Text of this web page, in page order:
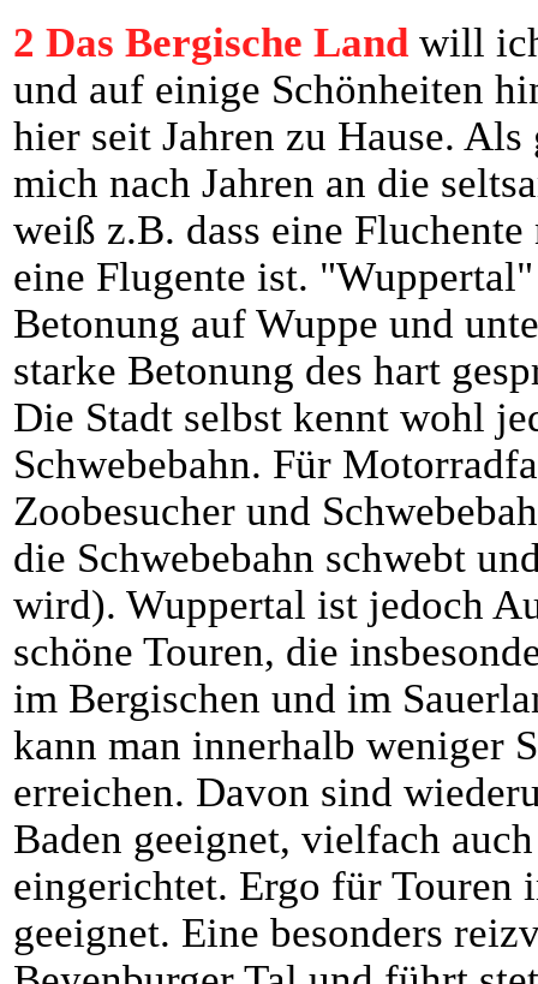
2 Das Bergische Land will
und auf einige Schönheiten
hier seit Jahren zu Hause.
mich nach Jahren an die
weiß z.B. dass eine
eine Flugente ist.
Betonung auf Wuppe und
starke Betonung des hart
Die Stadt selbst kennt wohl
Schwebebahn. Für
Zoobesucher und
die Schwebebahn schwebt
wird). Wuppertal ist jedoch
schöne Touren, die
im Bergischen und im
kann man innerhalb weniger
erreichen. Davon sind
Baden geeignet, vielfach
eingerichtet. Ergo für Touren
geeignet. Eine besonders